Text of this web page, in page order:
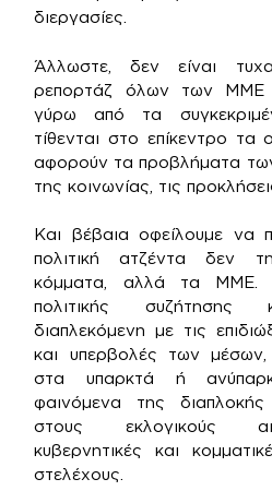
διεργασίες.
Άλλωστε, δεν είναι
ρεπορτάζ όλων των ΜΜΕ
γύρω από τα
τίθενται στο επίκεντρο τα
αφορούν τα προβλήματα
της κοινωνίας, τις
Και βέβαια οφείλουμε να
πολιτική ατζέντα δεν
κόμματα, αλλά τα
πολιτικής συζήτησης
διαπλεκόμενη με τις
και υπερβολές των μέσων,
στα υπαρκτά ή
φαινόμενα της
στους εκλογικούς
κυβερνητικές και
στελέχους.